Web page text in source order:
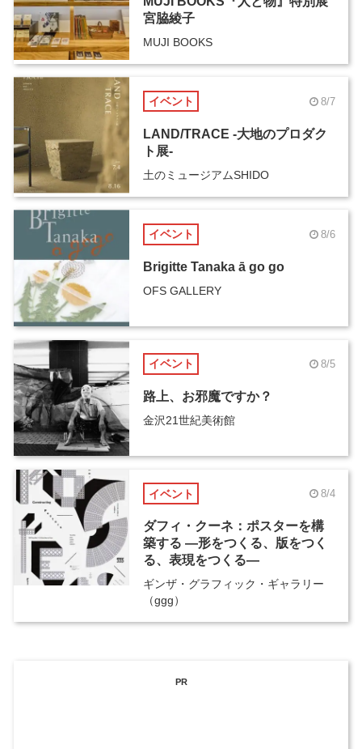
宮脇綾子
MUJI BOOKS
イベント 8/7
LAND/TRACE -大地のプロダク
ト展-
土のミュージアムSHIDO
イベント 8/6
Brigitte Tanaka ā go go
OFS GALLERY
イベント 8/5
路上、お邪魔ですか？
金沢21世紀美術館
イベント 8/4
ダフィ・クーネ：ポスターを構
築する ―形をつくる、版をつく
る、表現をつくる―
ギンザ・グラフィック・ギャラリー
（ggg）
PR